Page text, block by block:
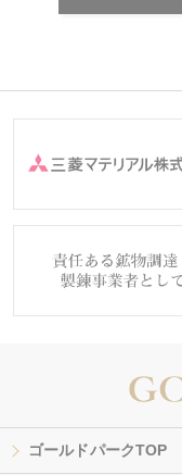
ゴールドパークTOP